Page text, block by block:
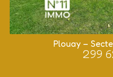
Plouay –
299